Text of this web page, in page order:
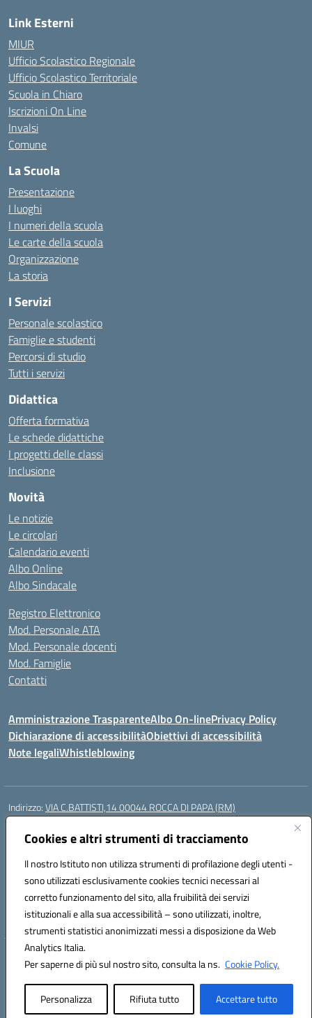
Cookies e altri strumenti di tracciamento
Il nostro Istituto non utilizza strumenti di profilazione degli utenti -
sono utilizzati esclusivamente cookies tecnici necessari al
corretto funzionamento del sito, alla fruibilità dei servizi
istituzionali e alla sua accessibilità – sono utilizzati, inoltre,
strumenti statistici anonimizzati messi a disposizione da Web
Analytics Italia.
Per saperne di più sul nostro sito, consulta la ns. Cookie Policy.
Personalizza Rifiuta tutto Accettare tutto
Link Esterni
MIUR
Ufficio Scolastico Regionale
Ufficio Scolastico Territoriale
Scuola in Chiaro
Iscrizioni On Line
Invalsi
Comune
La Scuola
Presentazione
I luoghi
I numeri della scuola
Le carte della scuola
Organizzazione
La storia
I Servizi
Personale scolastico
Famiglie e studenti
Percorsi di studio
Tutti i servizi
Didattica
Offerta formativa
Le schede didattiche
I progetti delle classi
Inclusione
Novità
Le notizie
Le circolari
Calendario eventi
Albo Online
Albo Sindacale
Registro Elettronico
Mod. Personale ATA
Mod. Personale docenti
Mod. Famiglie
Contatti
Amministrazione TrasparenteAlbo On-linePrivacy Policy
Dichiarazione di accessibilitàObiettivi di accessibilità
Note legaliWhistleblowing
Indirizzo:VIA C.BATTISTI,14 00044 ROCCA DI PAPA (RM)
Centralino:
Posta elettronica certificata (PEC):rmic8aq00n@pec.istruzione.it
Codice fiscale: 84002620585
Codice meccanografico:RMIC8AQ00N
Codice Indice delle Pubbliche Amministrazioni (IPA): istsc_rmic8aq00n
Codice unico di fatturazione (CUF): 7JVJUU
Hosting & Powered by 3D Solution S.r.l.
Concept & Design by Designers Italia